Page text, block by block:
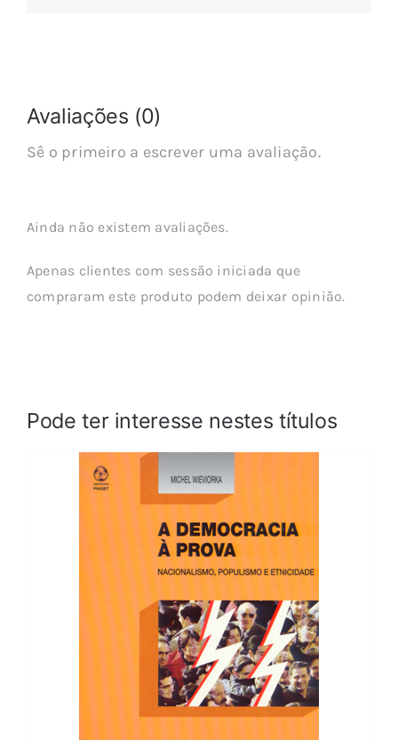
Avaliações (0)
Sê o primeiro a escrever uma avaliação.
Ainda não existem avaliações.
Apenas clientes com sessão iniciada que
compraram este produto podem deixar opinião.
Pode ter interesse nestes títulos